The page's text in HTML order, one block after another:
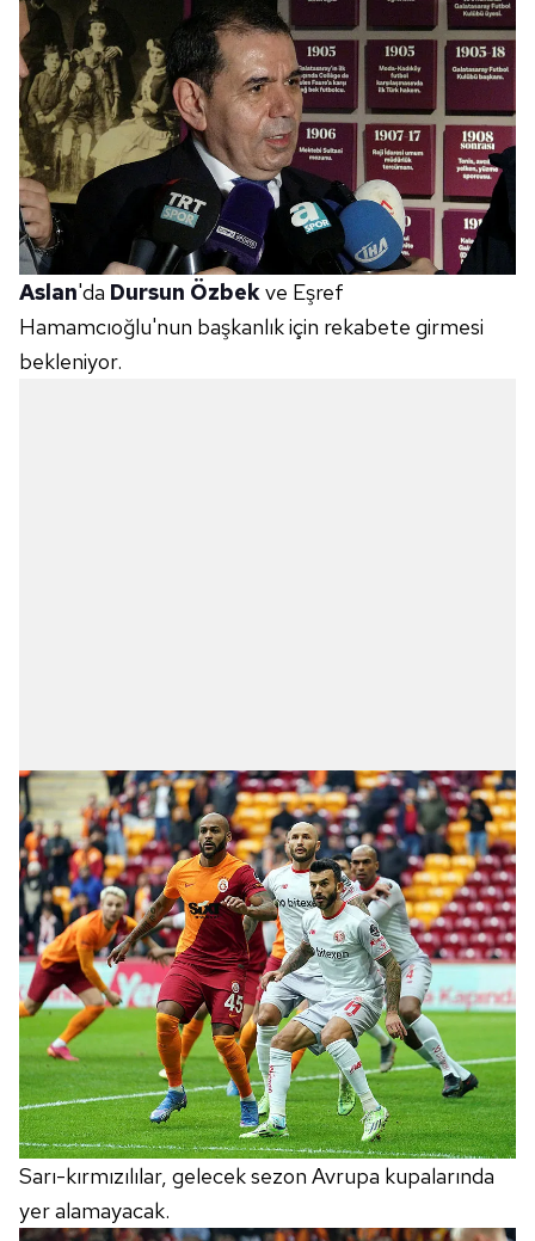
Aslan'da Dursun Özbekve Eşref
Hamamcıoğlu'nun başkanlık için rekabete girmesi
bekleniyor.
Sarı-kırmızılılar, gelecek sezon Avrupa kupalarında
yer alamayacak.